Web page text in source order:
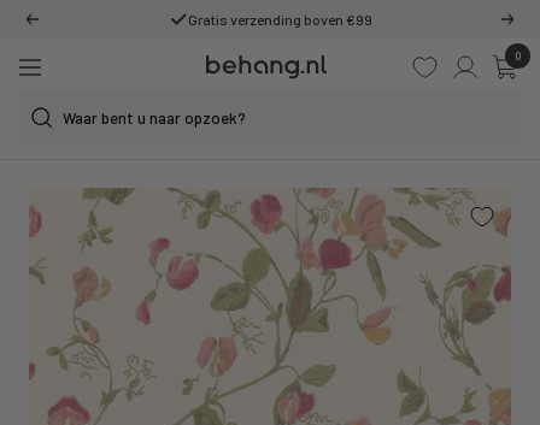
naar
content
Vorige Gratis verzending boven €99
0
Behang.nl
Navigatie